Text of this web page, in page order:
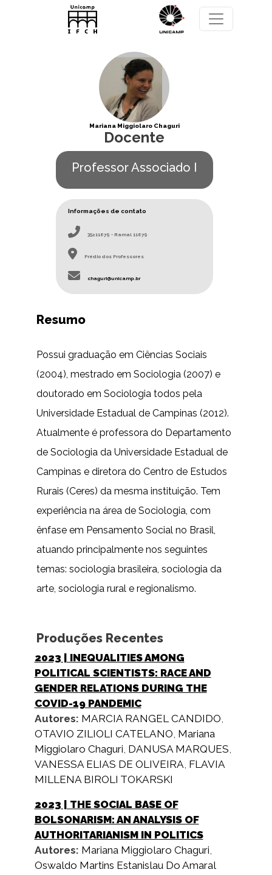
Pular para o conteúdo principal
Mariana Miggiolaro Chaguri
Docente
Professor Associado I
Informações de contato
35211679 - Ramal 11679
Prédio dos Professores
chaguri@unicamp.br
Resumo
Possui graduação em Ciências Sociais
(2004), mestrado em Sociologia (2007) e
doutorado em Sociologia todos pela
Universidade Estadual de Campinas (2012).
Atualmente é professora do Departamento
de Sociologia da Universidade Estadual de
Campinas e diretora do Centro de Estudos
Rurais (Ceres) da mesma instituição. Tem
experiência na área de Sociologia, com
ênfase em Pensamento Social no Brasil,
atuando principalmente nos seguintes
temas: sociologia brasileira, sociologia da
arte, sociologia rural e regionalismo.
Produções Recentes
2023 | INEQUALITIES AMONG
POLITICAL SCIENTISTS: RACE AND
GENDER RELATIONS DURING THE
COVID-19 PANDEMIC
Autores: MARCIA RANGEL CANDIDO
OTAVIO ZILIOLI CATELANO Mariana
Miggiolaro Chaguri DANUSA MARQUES
VANESSA ELIAS DE OLIVEIRA FLAVIA
MILLENA BIROLI TOKARSKI
2023 | THE SOCIAL BASE OF
BOLSONARISM: AN ANALYSIS OF
AUTHORITARIANISM IN POLITICS
Autores: Mariana Miggiolaro Chaguri
Oswaldo Martins Estanislau Do Amaral